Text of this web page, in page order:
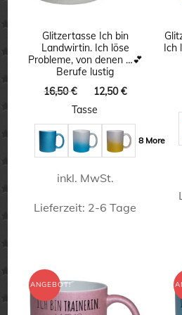
Optionen
können
auf
der
Produktseite
gewählt
werden
Glitzertasse Ich bin
Landwirtin. Ich löse
Probleme, von denen …💕
Berufe lustig
16,50€
Ursprünglicher
Preis
16,50 €
12,50€
12,50 €.
Tasse
8 More
inkl. MwSt.
Lieferzeit: 2-6 Tage
weist
mehrere
Ich
ANGEBOT!